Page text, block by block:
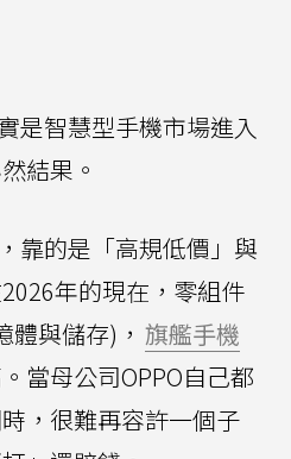
是智慧型手機市場進入
結果。
靠的是「高規低價」與
年的現在，零組件
體與儲存)， 旗艦手機
當母公司OPPO自己都
，很難再容許一個子